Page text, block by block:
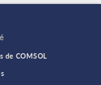
de COMSOL